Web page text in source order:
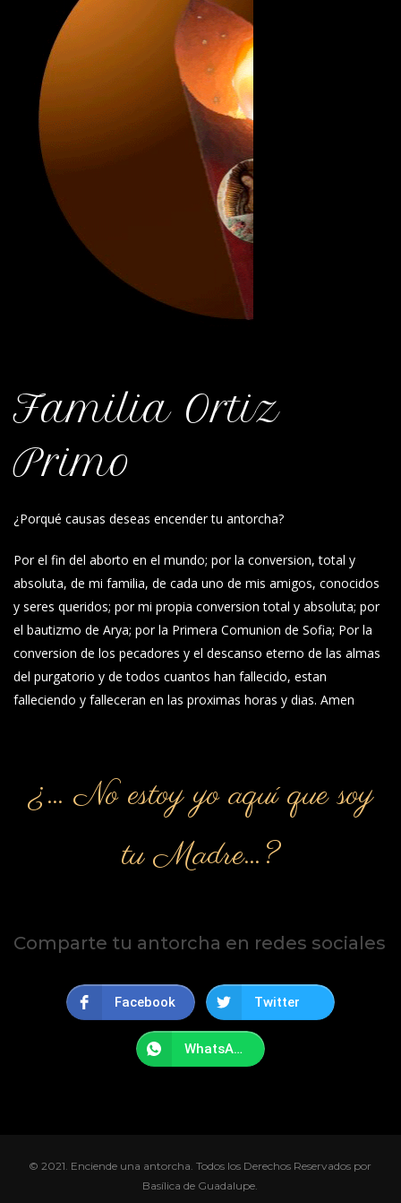
Familia Ortiz
Primo
¿Porqué causas deseas encender tu antorcha?
Por el fin del aborto en el mundo; por la conversion, total y
absoluta, de mi familia, de cada uno de mis amigos, conocidos
y seres queridos; por mi propia conversion total y absoluta; por
el bautizmo de Arya; por la Primera Comunion de Sofia; Por la
conversion de los pecadores y el descanso eterno de las almas
del purgatorio y de todos cuantos han fallecido, estan
falleciendo y falleceran en las proximas horas y dias. Amen
¿… No estoy yo aquí que soy
tu Madre…?
Comparte tu antorcha en redes sociales
Facebook Twitter
WhatsApp
© 2021. Enciende una antorcha. Todos los Derechos Reservados por
Basílica de Guadalupe.